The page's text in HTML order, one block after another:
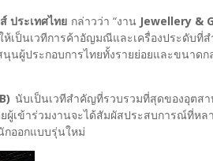
ประเทศไทย กล่าวว่า “งาน Jewellery &
ห้เป็นเวทีการค้าอัญมณีและเครื่องประดับที่
นุนผู้ประกอบการไทยทั้งรายย่อยและขนาดก
นับเป็นเวทีสำคัญที่รวบรวมที่สุดของอุตส
เข้าร่วมงานจะได้สัมผัสประสบการณ์ที่
ออกแบบรุ่นใหม่